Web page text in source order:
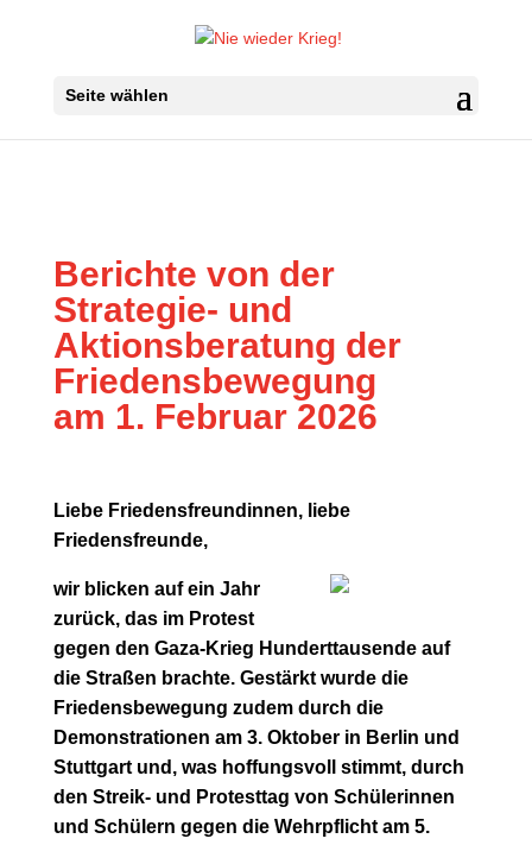
Seite wählen
Berichte von der
Strategie- und
Aktionsberatung der
Friedensbewegung
am 1. Februar 2026
Liebe Friedensfreundinnen, liebe
Friedensfreunde,
wir blicken auf ein Jahr
zurück, das im Protest
gegen den Gaza-Krieg Hunderttausende auf
die Straßen brachte. Gestärkt wurde die
Friedensbewegung zudem durch die
Demonstrationen am 3. Oktober in Berlin und
Stuttgart und, was hoffungsvoll stimmt, durch
den Streik- und Protesttag von Schülerinnen
und Schülern gegen die Wehrpflicht am 5.